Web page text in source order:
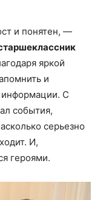
и понятен, —
яркой
и
информации. С
события,
серьезно
И,
героями.